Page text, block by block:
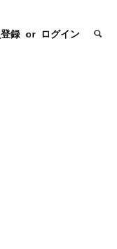
録 or ログイン